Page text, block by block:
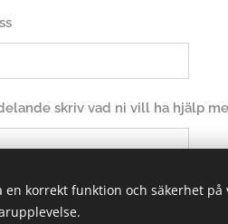
skriv vad ni vill ha hjälp
korrekt funktion och säkerhet